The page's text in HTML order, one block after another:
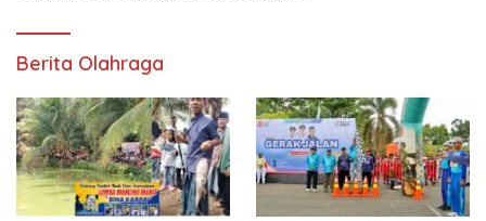
Berita Olahraga